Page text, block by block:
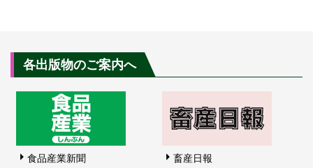
各出版物のご案内へ
食品産業新聞 畜産日報